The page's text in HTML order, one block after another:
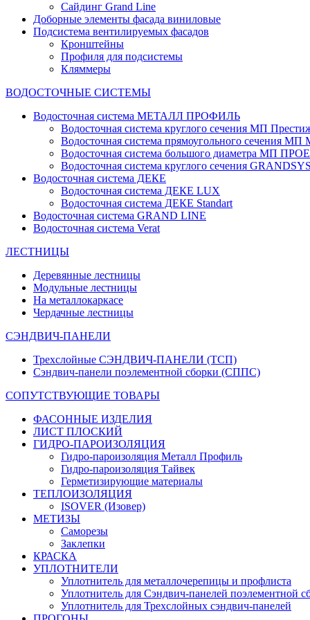
Сайдинг Grand Line
Доборные элементы фасада виниловые
Подсистема вентилируемых фасадов
Кронштейны
Профиля для подсистемы
Кляммеры
ВОДОСТОЧНЫЕ СИСТЕМЫ
Водосточная система МЕТАЛЛ ПРОФИЛЬ
Водосточная система круглого сечения МП
Водосточная система прямоугольного сечения МП
Водосточная система большого диаметра МП
Водосточная система круглого сечения
Водосточная система ДЕКЕ
Водосточная система ДЕКЕ LUX
Водосточная система ДЕКЕ Standart
Водосточная система GRAND LINE
Водосточная система Verat
ЛЕСТНИЦЫ
Деревянные лестницы
Модульные лестницы
На металлокаркасе
Чердачные лестницы
СЭНДВИЧ-ПАНЕЛИ
Трехслойные СЭНДВИЧ-ПАНЕЛИ (ТСП)
Сэндвич-панели поэлементной сборки (СППС)
СОПУТСТВУЮЩИЕ ТОВАРЫ
ФАСОННЫЕ ИЗДЕЛИЯ
ЛИСТ ПЛОСКИЙ
ГИДРО-ПАРОИЗОЛЯЦИЯ
Гидро-пароизоляция Металл Профиль
Гидро-пароизоляция Тайвек
Герметизирующие материалы
ТЕПЛОИЗОЛЯЦИЯ
ISOVER (Изовер)
МЕТИЗЫ
Саморезы
Заклепки
КРАСКА
УПЛОТНИТЕЛИ
Уплотнитель для металлочерепицы и профлиста
Уплотнитель для Сэндвич-панелей поэлементной
Уплотнитель для Трехслойных сэндвич-панелей